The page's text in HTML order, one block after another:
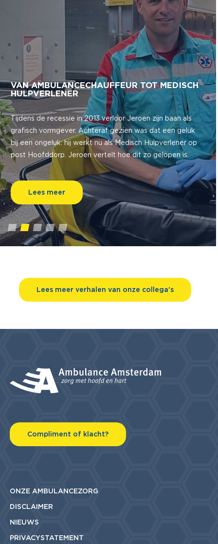
VAN AMBULANCECHAUFFEUR TOT MEDISCH
HULPVERLENER
Tijdens de recessie in 2013 verloor Jeroen zijn baan als
grafisch vormgever. Achteraf gezien was dat een geluk
bij een ongeluk: hij werkt nu als Medisch Hulpverlener op
post Hoofddorp. Jeroen vertelt hoe dit zo gelopen is.
Lees meer
1 4 5
Lees meer verhalen van onze collega’s
Compliment of klacht?
ONZE AMBULANCEZORG
DISCLAIMER
NIEUWS
PRIVACYSTATEMENT